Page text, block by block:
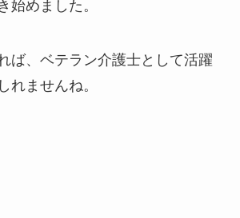
始めました。
ば、ベテラン介護士として活躍
れませんね。